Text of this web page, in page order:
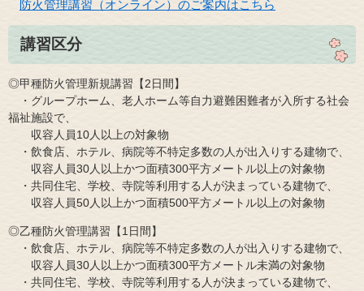
防火管理講習（オンライン）のご案内はこちら
講​習区分
◎甲種防火管理新規講習【2日間】
・グループホーム、老人ホーム等自力避難困難者が入所する社会
福祉施設で、
収容人員10人以上の対象物
・飲食店、ホテル、病院等不特定多数の人が出入りする建物で、
収容人員30人以上かつ面積300平方メートル以上の対象物
・共同住宅、学校、寺院等利用する人が決まっている建物で、
収容人員50人以上かつ面積500平方メートル以上の対象物
◎乙種防火管理講習【1日間】
・飲食店、ホテル、病院等不特定多数の人が出入りする建物で、
収容人員30人以上かつ面積300平方メートル未満の対象物
・共同住宅、学校、寺院等利用する人が決まっている建物で、